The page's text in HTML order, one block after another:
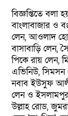
বিজ্ঞপ্তিতে বলা
বাংলাবাজার ও
লেন, আওলাদ
বাসাবাড়ি লেন,
পিকে রায় লেন,
এভিনিউ,
নবাব ইউসুফ
লেন ও
উল্লাহ রোড,